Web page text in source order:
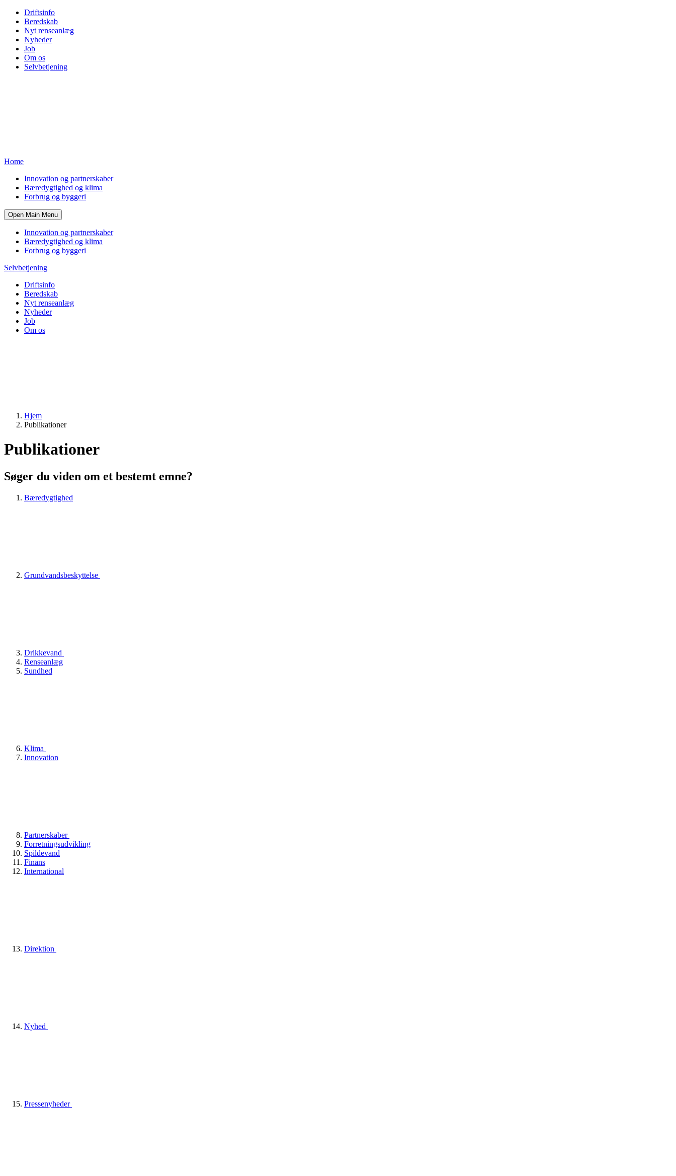
Driftsinfo
Beredskab
Nyt renseanlæg
Nyheder
Job
Om os
Selvbetjening
Home
Innovation og partnerskaber
Bæredygtighed og klima
Forbrug og byggeri
Open Main Menu
Innovation og partnerskaber
Bæredygtighed og klima
Forbrug og byggeri
Selvbetjening
Driftsinfo
Beredskab
Nyt renseanlæg
Nyheder
Job
Om os
Hjem
Publikationer
Publikationer
Søger du viden om et bestemt emne?
Bæredygtighed
Grundvandsbeskyttelse
Drikkevand
Renseanlæg
Sundhed
Klima
Innovation
Partnerskaber
Forretningsudvikling
Spildevand
Finans
International
Direktion
Nyhed
Pressenyheder